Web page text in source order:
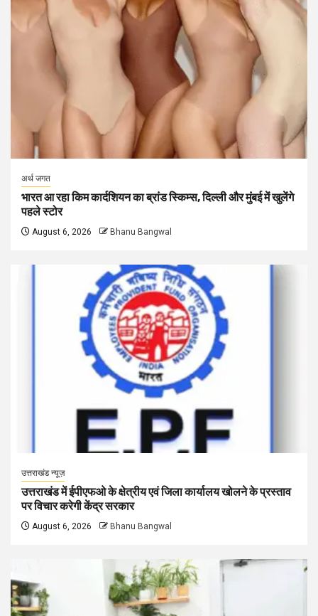
अर्थ जगत
भारत आ रहा किम कार्दशियन का ब्रांड स्किम्स, दिल्ली और मुंबई में खुलेंगे
पहले स्टोर
August 6, 2026 Bhanu Bangwal
उत्तराखंड न्यूज़
उत्तराखंड में ईपीएफओ के क्षेत्रीय एवं जिला कार्यालय खोलने के प्रस्ताव
पर विचार करेगी केंद्र सरकार
August 6, 2026 Bhanu Bangwal